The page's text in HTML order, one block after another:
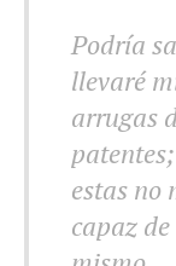
Podría
llevaré
arrugas
estas no
capaz